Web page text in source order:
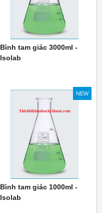
Bình tam giác 3000ml -
Isolab
NEW
Bình tam giác 1000ml -
Isolab